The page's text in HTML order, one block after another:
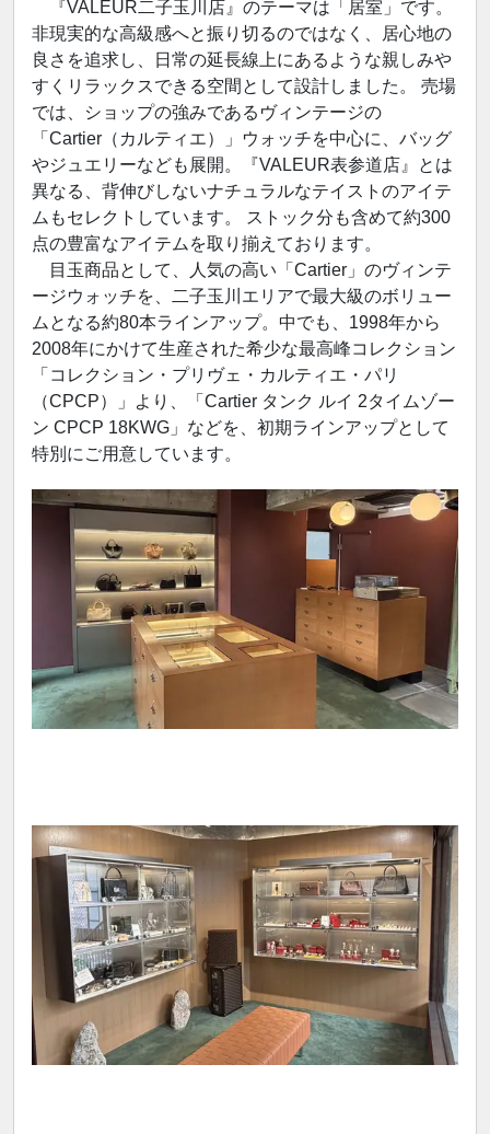
『VALEUR二子玉川店』のテーマは「居室」です。
非現実的な高級感へと振り切るのではなく、居心地の
良さを追求し、日常の延長線上にあるような親しみや
すくリラックスできる空間として設計しました。 売場
では、ショップの強みであるヴィンテージの
「Cartier（カルティエ）」ウォッチを中心に、バッグ
やジュエリーなども展開。『VALEUR表参道店』とは
異なる、背伸びしないナチュラルなテイストのアイテ
ムもセレクトしています。 ストック分も含めて約300
点の豊富なアイテムを取り揃えております。
目玉商品として、人気の高い「Cartier」のヴィンテ
ージウォッチを、二子玉川エリアで最大級のボリュー
ムとなる約80本ラインアップ。中でも、1998年から
2008年にかけて生産された希少な最高峰コレクション
「コレクション・プリヴェ・カルティエ・パリ
（CPCP）」より、「Cartier タンク ルイ 2タイムゾー
ン CPCP 18KWG」などを、初期ラインアップとして
特別にご用意しています。